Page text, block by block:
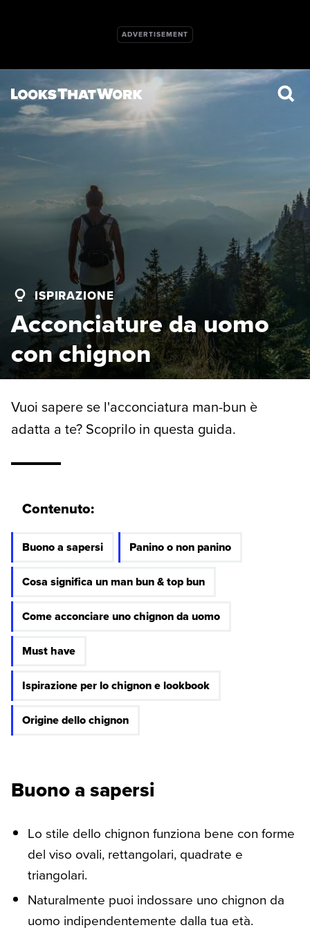
ISPIRAZIONE
Acconciature da uomo
con chignon
Vuoi sapere se l'acconciatura man-bun è
adatta a te? Scoprilo in questa guida.
Contenuto:
Buono a sapersi Panino o non panino
Cosa significa un man bun & top bun
Come acconciare uno chignon da uomo
Must have
Ispirazione per lo chignon e lookbook
Origine dello chignon
Buono a sapersi
Lo stile dello chignon funziona bene con forme
del viso ovali, rettangolari, quadrate e
triangolari.
Naturalmente puoi indossare uno chignon da
uomo indipendentemente dalla tua età.